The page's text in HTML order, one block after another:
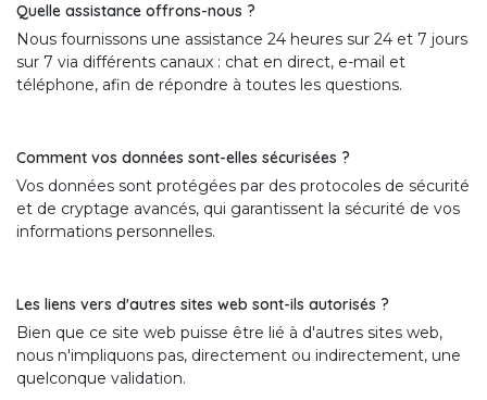
Quelle assistance offrons-nous ?
Nous fournissons une assistance 24 heures sur 24 et 7 jours
sur 7 via différents canaux : chat en direct, e-mail et
téléphone, afin de répondre à toutes les questions.
Comment vos données sont-elles sécurisées ?
Vos données sont protégées par des protocoles de sécurité
et de cryptage avancés, qui garantissent la sécurité de vos
informations personnelles.
Les liens vers d'autres sites web sont-ils autorisés ?
Bien que ce site web puisse être lié à d'autres sites web,
nous n'impliquons pas, directement ou indirectement, une
quelconque validation.